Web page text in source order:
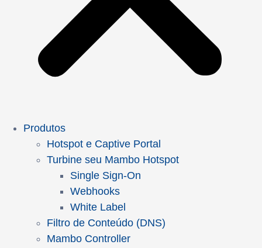
Produtos
Hotspot e Captive Portal
Turbine seu Mambo Hotspot
Single Sign-On
Webhooks
White Label
Filtro de Conteúdo (DNS)
Mambo Controller